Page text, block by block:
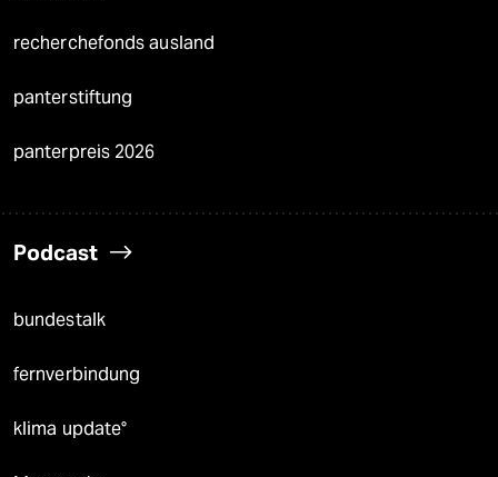
recherchefonds ausland
panterstiftung
panterpreis 2026
Podcast
bundestalk
fernverbindung
klima update°